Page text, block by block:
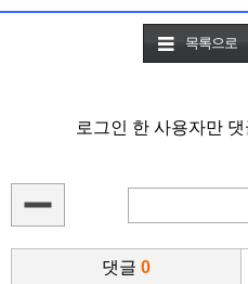
목록으로
로그인 한 사용자만
댓글 0